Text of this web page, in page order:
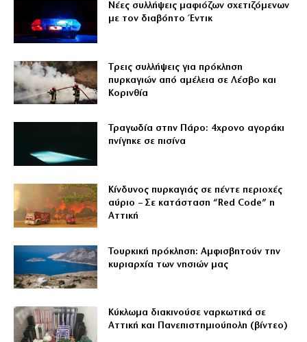
Νέες συλλήψεις μαφιόζων σχετιζόμενων
με τον διαβόητο Έντικ
Tρεις συλλήψεις για πρόκληση
πυρκαγιών από αμέλεια σε Λέσβο και
Κορινθία
Τραγωδία στην Πάρο: 4χρονο αγοράκι
πνίγηκε σε πισίνα
Κίνδυνος πυρκαγιάς σε πέντε περιοχές
αύριο – Σε κατάσταση “Red Code” η
Αττική
Τουρκική πρόκληση: Αμφισβητούν την
κυριαρχία των νησιών μας
Κύκλωμα διακινούσε ναρκωτικά σε
Αττική και Πανεπιστημιούπολη (βίντεο)